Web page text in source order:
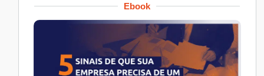
Ebook